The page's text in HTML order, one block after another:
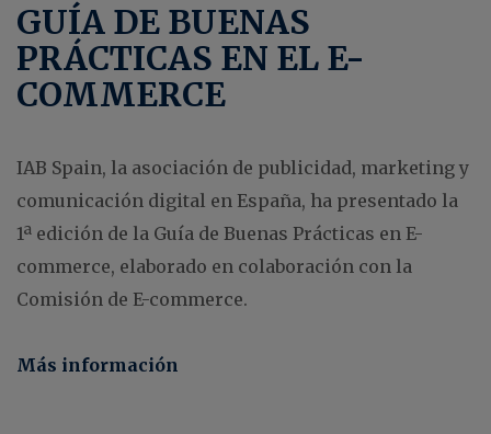
GUÍA DE BUENAS
PRÁCTICAS EN EL E-
COMMERCE
IAB Spain, la asociación de publicidad, marketing y
comunicación digital en España, ha presentado la
1ª edición de la Guía de Buenas Prácticas en E-
commerce, elaborado en colaboración con la
Comisión de E-commerce.
Más información